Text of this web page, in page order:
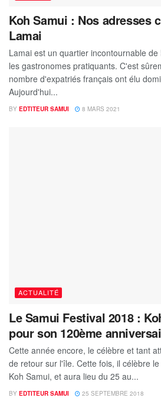
Koh Samui : Nos adresses
Lamai
Lamai est un quartier incontournable
les gastronomes pratiquants. C'est
nombre d'expatriés français ont élu
Aujourd'hui...
BY EDTITEUR SAMUI 8 MARS 2021
ACTUALITÉ
Le Samui Festival 2018 :
pour son 120ème
Cette année encore, le célèbre et tant
de retour sur l'île. Cette fois, il célèbre
Koh Samui, et aura lieu du 25 au...
BY EDTITEUR SAMUI 25 SEPTEMBRE 2018